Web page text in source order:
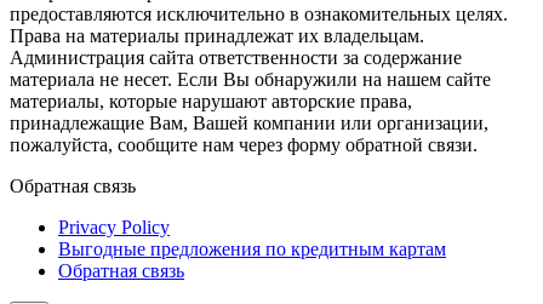
предоставляются исключительно в ознакомительных целях.
Права на материалы принадлежат их владельцам.
Администрация сайта ответственности за содержание
материала не несет. Если Вы обнаружили на нашем сайте
материалы, которые нарушают авторские права,
принадлежащие Вам, Вашей компании или организации,
пожалуйста, сообщите нам через форму обратной связи.
Обратная связь
Privacy Policy
Выгодные предложения по кредитным картам
Обратная связь